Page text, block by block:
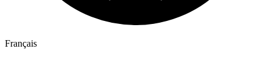
Français